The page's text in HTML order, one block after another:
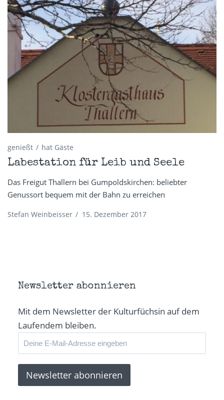
genießt hat Gäste
Labestation für Leib und Seele
Das Freigut Thallern bei Gumpoldskirchen: beliebter
Genussort bequem mit der Bahn zu erreichen
Stefan Weinbeisser / 15. Dezember 2017
Newsletter abonnieren
Mit dem Newsletter der Kulturfüchsin auf dem
Laufendem bleiben.